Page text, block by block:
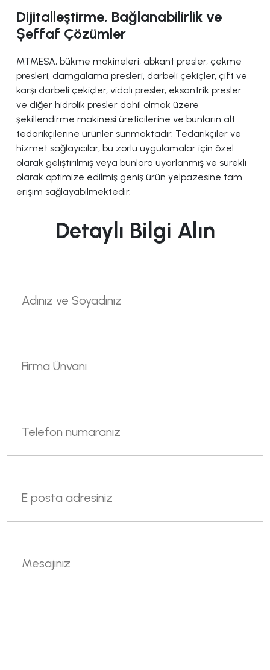
Dijitalleştirme, Bağlanabilirlik ve
Şeffaf Çözümler
MTMESA, bükme makineleri, abkant presler, çekme
presleri, damgalama presleri, darbeli çekiçler, çift ve
karşı darbeli çekiçler, vidalı presler, eksantrik presler
ve diğer hidrolik presler dahil olmak üzere
şekillendirme makinesi üreticilerine ve bunların alt
tedarikçilerine ürünler sunmaktadır. Tedarikçiler ve
hizmet sağlayıcılar, bu zorlu uygulamalar için özel
olarak geliştirilmiş veya bunlara uyarlanmış ve sürekli
olarak optimize edilmiş geniş ürün yelpazesine tam
erişim sağlayabilmektedir.
Detaylı Bilgi Alın